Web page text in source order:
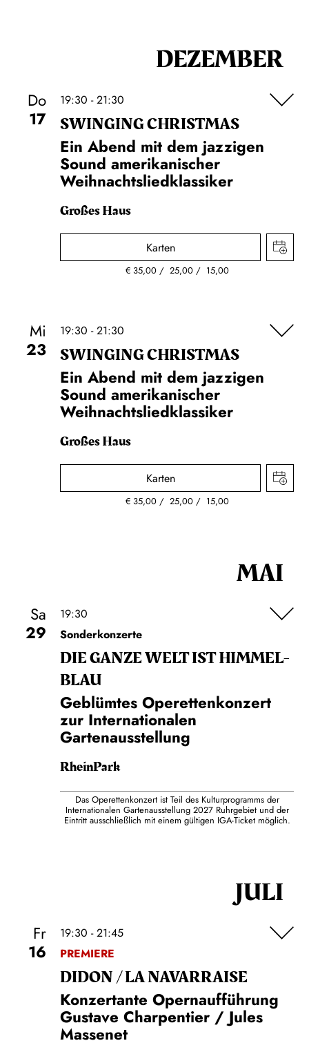
DEZEMBER
Do
17
19:30 - 21:30
SWINGING CHRIST­MAS
Ein Abend mit dem jazzigen
Sound amerikanischer
Weihnachtsliedklassiker
Großes Haus
Karten
€ 35,00 25,00 15,00
Mi
23
19:30 - 21:30
SWINGING CHRIST­MAS
Ein Abend mit dem jazzigen
Sound amerikanischer
Weihnachtsliedklassiker
Großes Haus
Karten
€ 35,00 25,00 15,00
MAI
Sa
29
19:30
Sonderkonzerte
DIE GANZE WELT IST HIMMEL­
BLAU
Geblümtes Operettenkonzert
zur Internationalen
Gartenausstellung
RheinPark
Das Operettenkonzert ist Teil des Kulturprogramms der
Internationalen Gartenausstellung 2027 Ruhrgebiet und der
Eintritt ausschließlich mit einem gültigen IGA-Ticket möglich.
JULI
Fr
16
19:30 - 21:45
PREMIERE
DIDON / LA NAVAR­RAISE
Konzertante Opernaufführung
Gustave Charpentier / Jules
Massenet